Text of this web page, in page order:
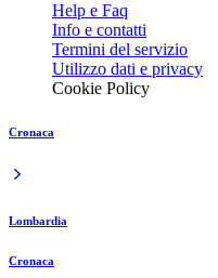
Help e Faq
Info e contatti
Termini del servizio
Utilizzo dati e privacy
Cookie Policy
Cronaca
Lombardia
Cronaca